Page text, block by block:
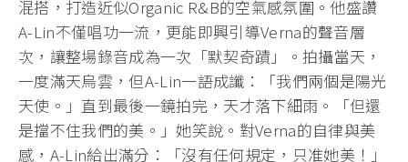
混搭，打造近似Organic R&B的空氣感氛圍。他盛讚
A-Lin不僅唱功一流，更能即興引導Verna的聲音層
次，讓整場錄音成為一次「默契奇蹟」。拍攝當天，
一度滿天烏雲，但A-Lin一語成讖：「我們兩個是陽光
天使。」直到最後一鏡拍完，天才落下細雨。「但還
是擋不住我們的美。」她笑說。對Verna的自律與美
感，A-Lin給出滿分：「沒有任何規定，只准她美！」